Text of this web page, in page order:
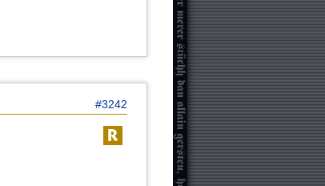
#3242